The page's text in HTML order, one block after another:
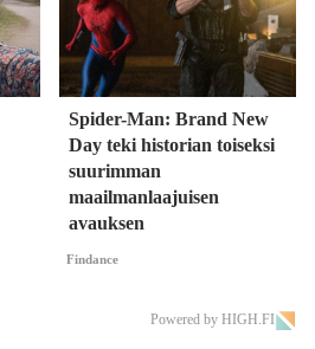
Spider-Man: Brand New
Day teki historian toiseksi
suurimman
maailmanlaajuisen
avauksen
Findance
Powered by HIGH.FI